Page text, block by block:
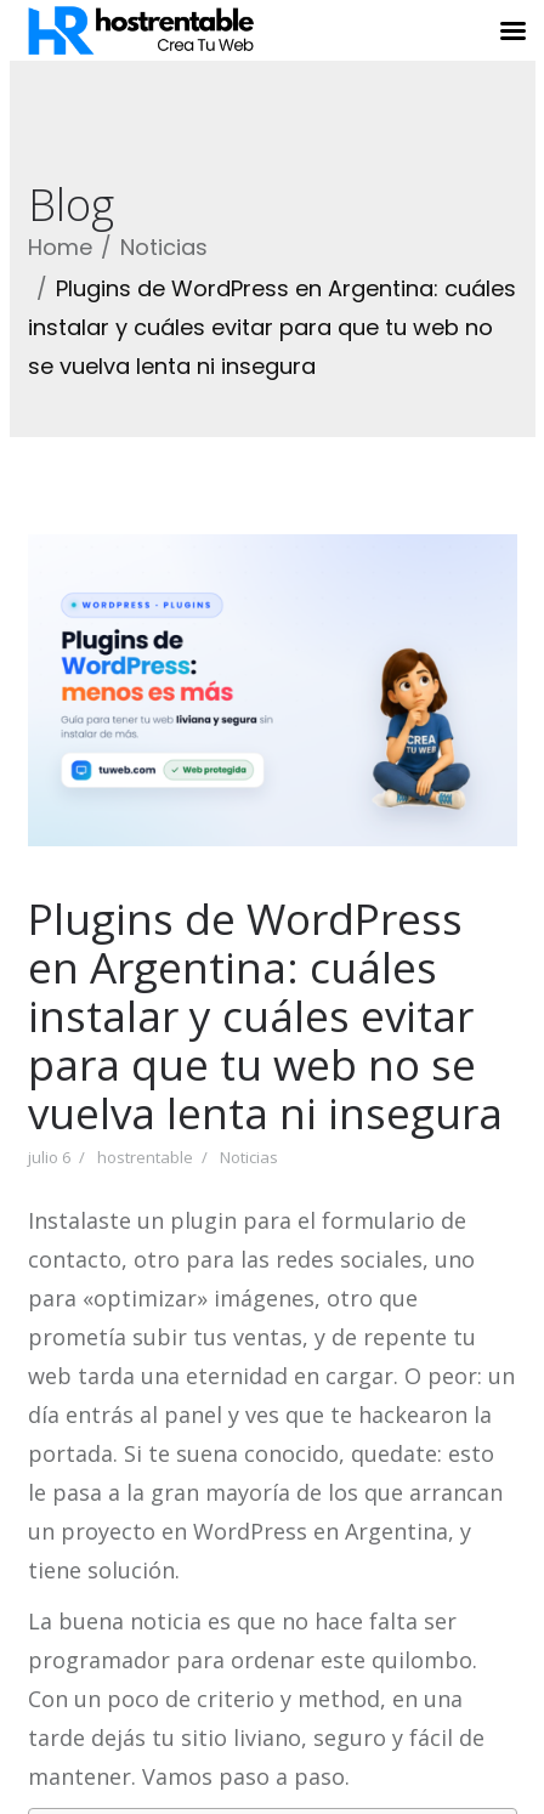
Blog
Home
Noticias
Plugins de WordPress en Argentina: cuáles
instalar y cuáles evitar para que tu web no
se vuelva lenta ni insegura
Plugins de WordPress
en Argentina: cuáles
instalar y cuáles evitar
para que tu web no se
vuelva lenta ni insegura
julio 6 hostrentable Noticias
Instalaste un plugin para el formulario de
contacto, otro para las redes sociales, uno
para «optimizar» imágenes, otro que
prometía subir tus ventas, y de repente tu
web tarda una eternidad en cargar. O peor: un
día entrás al panel y ves que te hackearon la
portada. Si te suena conocido, quedate: esto
le pasa a la gran mayoría de los que arrancan
un proyecto en WordPress en Argentina, y
tiene solución.
La buena noticia es que no hace falta ser
programador para ordenar este quilombo.
Con un poco de criterio y method, en una
tarde dejás tu sitio liviano, seguro y fácil de
mantener. Vamos paso a paso.